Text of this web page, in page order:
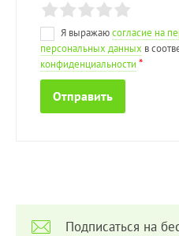
Я выражаюсогласие на
персональных данных в
конфиденциальности *
Подписаться на